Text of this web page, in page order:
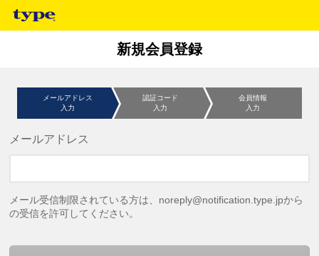
新規会員登録
メールアドレス
入力
認証コード
入力
会員情報
入力
メールアドレス
メール受信制限されている方は、noreply@notification.type.jpから
の受信を許可してください。